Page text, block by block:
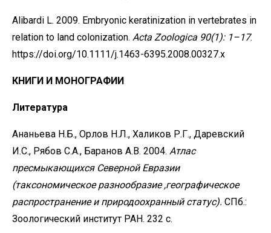
Alibardi L. 2009. Embryonic keratinization in vertebrates in
relation to land colonization. Acta Zoologica 90(1): 1–17.
https://doi.org/10.1111/j.1463-6395.2008.00327.x
КНИГИ И МОНОГРАФИИ
Литература
Ананьева Н.Б., Орлов Н.Л., Халиков Р.Г., Даревский
И.С., Рябов С.А., Баранов А.В. 2004. Атлас
пресмыкающихся Северной Евразии
(таксономическое разнообразие ,географическое
распространение и природоохранный статус). СПб.:
Зоологический институт РАН. 232 с.